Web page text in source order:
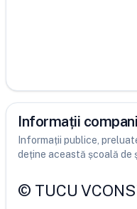
Informații
Informații publice,
deține această școală de
© TUCU